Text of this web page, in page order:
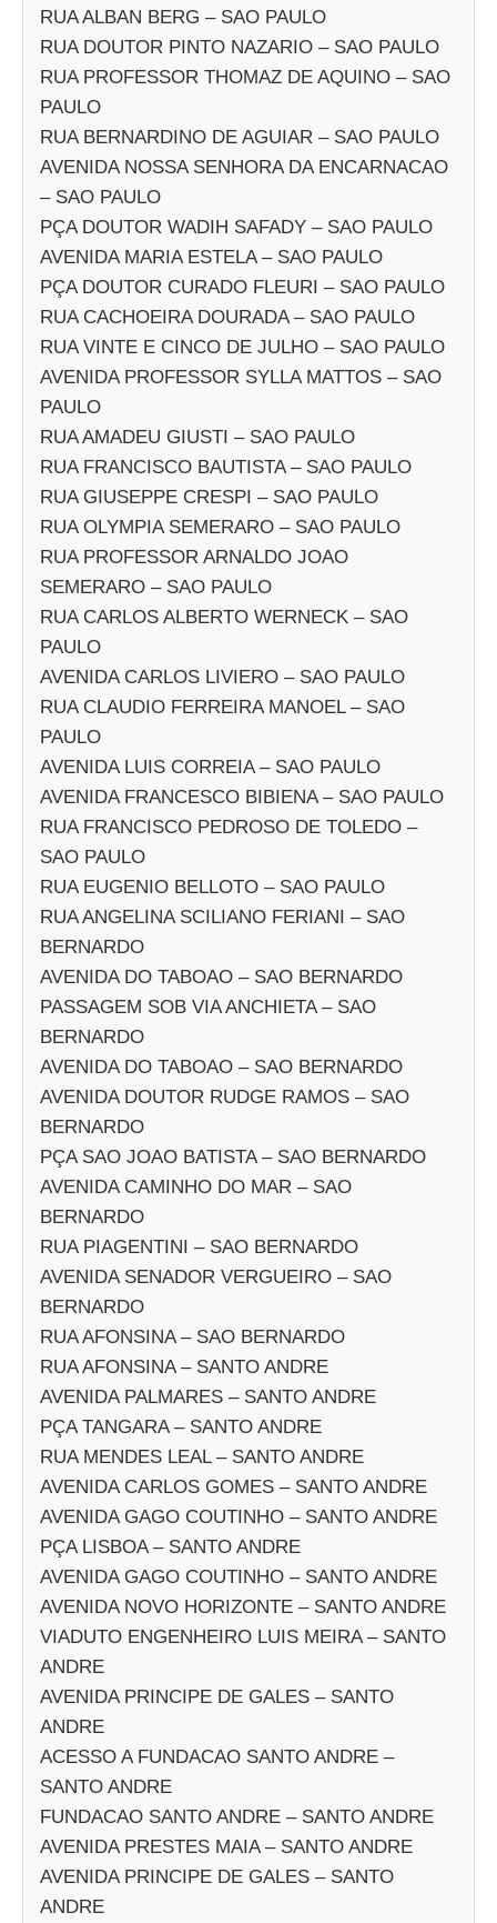
RUA ALBAN BERG – SAO PAULO
RUA DOUTOR PINTO NAZARIO – SAO PAULO
RUA PROFESSOR THOMAZ DE AQUINO – SAO
PAULO
RUA BERNARDINO DE AGUIAR – SAO PAULO
AVENIDA NOSSA SENHORA DA ENCARNACAO
– SAO PAULO
PÇA DOUTOR WADIH SAFADY – SAO PAULO
AVENIDA MARIA ESTELA – SAO PAULO
PÇA DOUTOR CURADO FLEURI – SAO PAULO
RUA CACHOEIRA DOURADA – SAO PAULO
RUA VINTE E CINCO DE JULHO – SAO PAULO
AVENIDA PROFESSOR SYLLA MATTOS – SAO
PAULO
RUA AMADEU GIUSTI – SAO PAULO
RUA FRANCISCO BAUTISTA – SAO PAULO
RUA GIUSEPPE CRESPI – SAO PAULO
RUA OLYMPIA SEMERARO – SAO PAULO
RUA PROFESSOR ARNALDO JOAO
SEMERARO – SAO PAULO
RUA CARLOS ALBERTO WERNECK – SAO
PAULO
AVENIDA CARLOS LIVIERO – SAO PAULO
RUA CLAUDIO FERREIRA MANOEL – SAO
PAULO
AVENIDA LUIS CORREIA – SAO PAULO
AVENIDA FRANCESCO BIBIENA – SAO PAULO
RUA FRANCISCO PEDROSO DE TOLEDO –
SAO PAULO
RUA EUGENIO BELLOTO – SAO PAULO
RUA ANGELINA SCILIANO FERIANI – SAO
BERNARDO
AVENIDA DO TABOAO – SAO BERNARDO
PASSAGEM SOB VIA ANCHIETA – SAO
BERNARDO
AVENIDA DO TABOAO – SAO BERNARDO
AVENIDA DOUTOR RUDGE RAMOS – SAO
BERNARDO
PÇA SAO JOAO BATISTA – SAO BERNARDO
AVENIDA CAMINHO DO MAR – SAO
BERNARDO
RUA PIAGENTINI – SAO BERNARDO
AVENIDA SENADOR VERGUEIRO – SAO
BERNARDO
RUA AFONSINA – SAO BERNARDO
RUA AFONSINA – SANTO ANDRE
AVENIDA PALMARES – SANTO ANDRE
PÇA TANGARA – SANTO ANDRE
RUA MENDES LEAL – SANTO ANDRE
AVENIDA CARLOS GOMES – SANTO ANDRE
AVENIDA GAGO COUTINHO – SANTO ANDRE
PÇA LISBOA – SANTO ANDRE
AVENIDA GAGO COUTINHO – SANTO ANDRE
AVENIDA NOVO HORIZONTE – SANTO ANDRE
VIADUTO ENGENHEIRO LUIS MEIRA – SANTO
ANDRE
AVENIDA PRINCIPE DE GALES – SANTO
ANDRE
ACESSO A FUNDACAO SANTO ANDRE –
SANTO ANDRE
FUNDACAO SANTO ANDRE – SANTO ANDRE
AVENIDA PRESTES MAIA – SANTO ANDRE
AVENIDA PRINCIPE DE GALES – SANTO
ANDRE